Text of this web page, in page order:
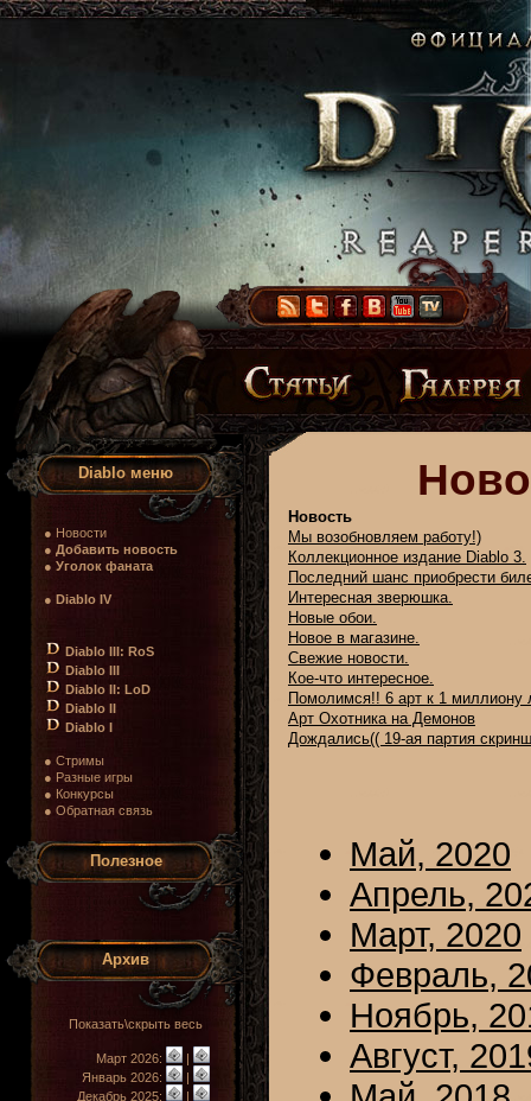
Diablo меню
● Новости
● Добавить новость
● Уголок фаната
● Diablo IV
Diablo III: RoS
Diablo III
Diablo II: LoD
Diablo II
Diablo I
● Стримы
● Разные игры
● Конкурсы
● Обратная связь
Полезное
Архив
Показать\скрыть весь
Март 2026:
|
Январь 2026:
|
Декабрь 2025:
|
Новость
Мы возобновляем работу!)
Коллекционное издание Diablo 3.
Последний шанс приобрести
Интересная зверюшка.
Новые обои.
Новое в магазине.
Свежие новости.
Кое-что интересное.
Помолимся!! 6 арт к 1 миллиону
Арт Охотника на Демонов
Дождались(( 19-ая партия
Май, 2020
Апрель,
Март, 2020
Февраль,
Ноябрь,
Август,